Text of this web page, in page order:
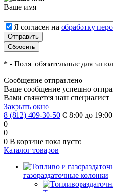
Ваше имя
Я согласен на обработку
* - Поля, обязательные для
Сообщение отправлено
Ваше сообщение успешно
Вами свяжется наш специалист
Закрыть окно
8 (812) 409-30-50 С 8:00 до
0
0
0 В корзине пока пусто
Каталог товаров
газораздаточные колонки